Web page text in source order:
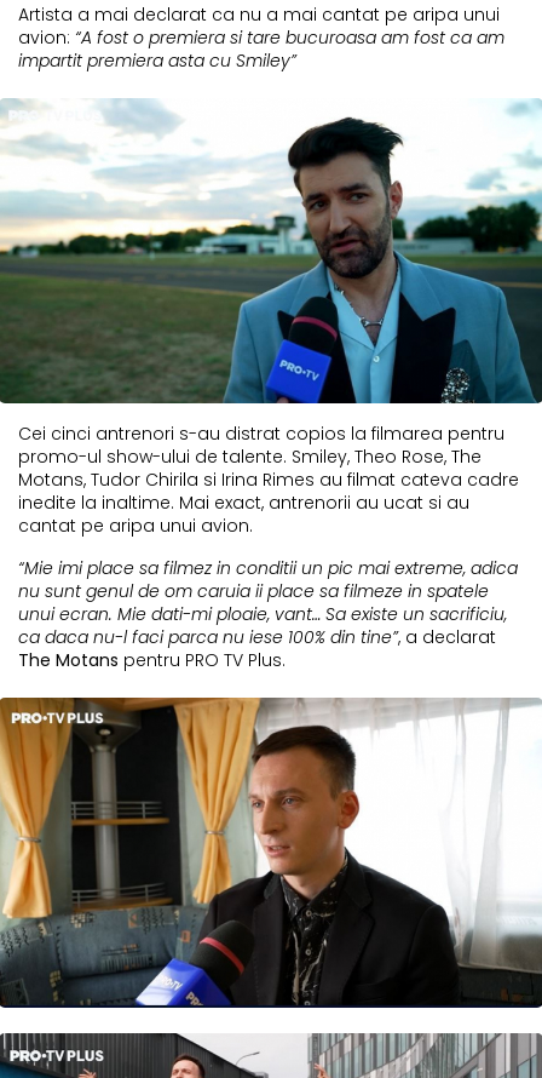
Artista a mai declarat ca nu a mai cantat pe aripa unui
avion: “A fost o premiera si tare bucuroasa am fost ca am
impartit premiera asta cu Smiley”
Cei cinci antrenori s-au distrat copios la filmarea pentru
promo-ul show-ului de talente. Smiley, Theo Rose, The
Motans, Tudor Chirila si Irina Rimes au filmat cateva cadre
inedite la inaltime. Mai exact, antrenorii au ucat si au
cantat pe aripa unui avion.
“Mie imi place sa filmez in conditii un pic mai extreme, adica
nu sunt genul de om caruia ii place sa filmeze in spatele
unui ecran. Mie dati-mi ploaie, vant… Sa existe un sacrificiu,
ca daca nu-l faci parca nu iese 100% din tine”, a declarat
The Motans pentru PRO TV Plus.